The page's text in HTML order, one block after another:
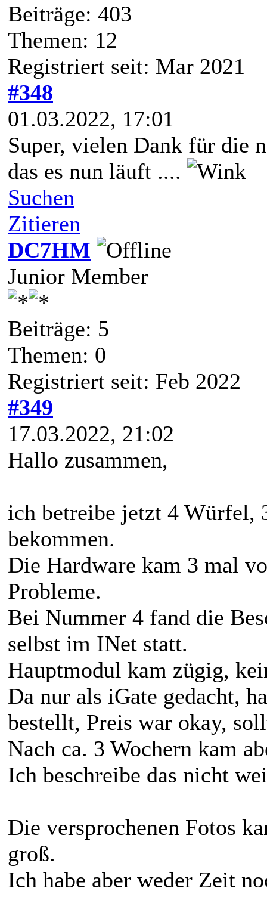
Beiträge: 403
Themen: 12
Registriert seit: Mar 2021
#348
01.03.2022, 17:01
Super, vielen Dank für die
das es nun läuft ....
Suchen
Zitieren
DC7HM
Junior Member
Beiträge: 5
Themen: 0
Registriert seit: Feb 2022
#349
17.03.2022, 21:02
Hallo zusammen,
ich betreibe jetzt 4 Würfel,
bekommen.
Die Hardware kam 3 mal
Probleme.
Bei Nummer 4 fand die
selbst im INet statt.
Hauptmodul kam zügig,
Da nur als iGate gedacht,
bestellt, Preis war okay,
Nach ca. 3 Wochern kam
Ich beschreibe das nicht
Die versprochenen Fotos
groß.
Ich habe aber weder Zeit